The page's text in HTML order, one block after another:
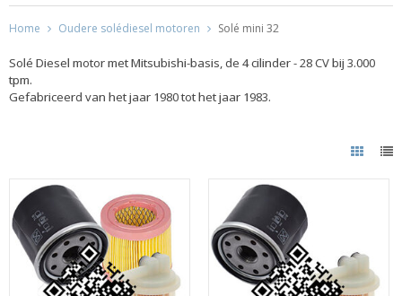
Home Oudere solédiesel motoren Solé mini 32
Solé Diesel motor met Mitsubishi-basis, de 4 cilinder - 28 CV bij 3.000
tpm.
Gefabriceerd van het jaar 1980 tot het jaar 1983.